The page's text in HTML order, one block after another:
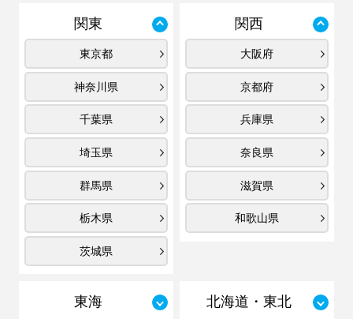
関東
東京都
神奈川県
千葉県
埼玉県
群馬県
栃木県
茨城県
関西
大阪府
京都府
兵庫県
奈良県
滋賀県
和歌山県
東海 北海道・東北